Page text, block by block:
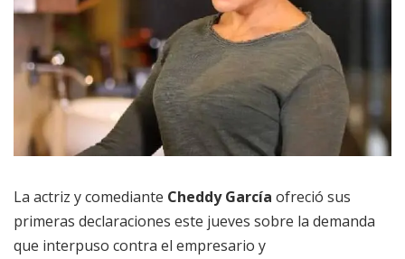
La actriz y comediante Cheddy García ofreció sus
primeras declaraciones este jueves sobre la demanda
que interpuso contra el empresario y